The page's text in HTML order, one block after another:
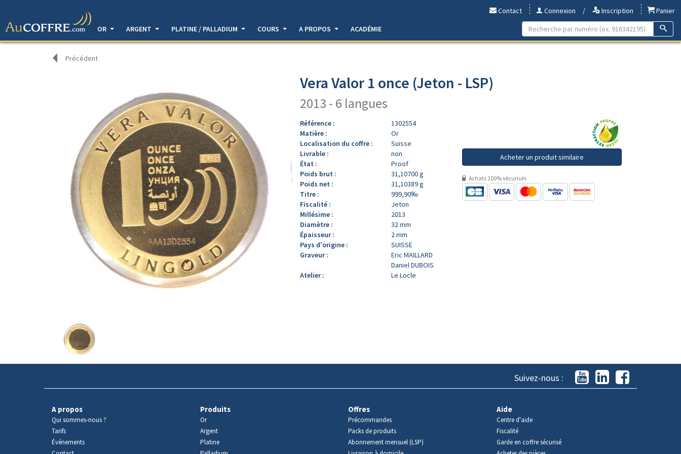
Contact Connexion / Inscription
Panier
OR
ARGENT PLATINE / PALLADIUM COURS A PROPOS ACADÉMIE
Précédent
produit
Vera Valor 1 once (Jeton - LSP)
2013 - 6 langues
Référence :
1302554
Matière :
Or
Localisation du coffre :
Suisse
Livrable :
non
État :
Proof
Poids brut :
31,10700 g
Poids net :
31,10389 g
Titre :
999,90‰
Fiscalité :
Jeton
Millésime :
2013
Diamètre :
32 mm
Épaisseur :
2 mm
Pays d'origine :
SUISSE
Graveur :
Eric MAILLARD
Daniel DUBOIS
Atelier :
Le Locle
Acheter un produit similaire
Achats 100% sécurisés
Suivez-nous :
A propos
Qui sommes-nous ?
Tarifs
Événements
Produits
Or
Argent
Platine
Offres
Précommandes
Packs de produits
Abonnement mensuel (LSP)
Aide
Centre d'aide
Fiscalité
Garde en coffre sécurisé